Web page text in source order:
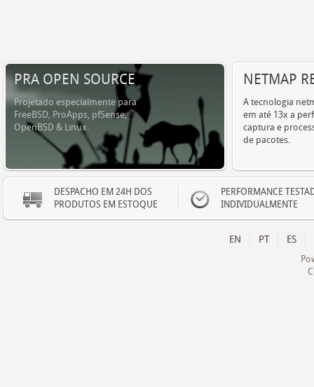
PRA OPEN SOURCE
Projetado especialmente para
FreeBSD, ProApps, pfSense,
OpenBSD & Linux.
NETMAP
A tecnologia
em até 13x a
captura e
de pacotes.
DESPACHO EM 24H DOS
PRODUTOS EM ESTOQUE
PERFORMANCE
INDIVIDUALMENTE
EN PT ES